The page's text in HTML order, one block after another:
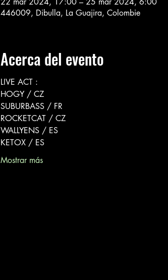
446009, Dibulla, La Guajira, Colombie
Acerca del evento
LIVE ACT :
HOGY / CZ
SUBURBASS / FR
ROCKETCAT / CZ
WALLYENS / ES
KETOX / ES
Mostrar más